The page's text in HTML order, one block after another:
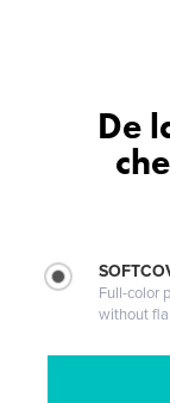
De
Full-color
without